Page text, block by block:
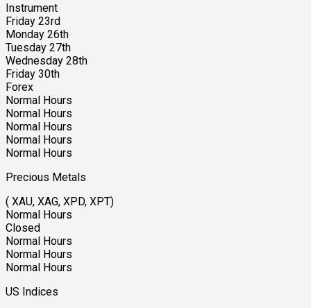
Instrument
Friday 23rd
Monday 26th
Tuesday 27th
Wednesday 28th
Friday 30th
Forex
Normal Hours
Normal Hours
Normal Hours
Normal Hours
Normal Hours
Precious Metals
( XAU, XAG, XPD, XPT)
Normal Hours
Closed
Normal Hours
Normal Hours
Normal Hours
US Indices